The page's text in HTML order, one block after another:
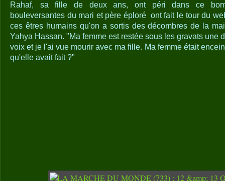
Rahaf, sa fille de deux ans, ont péri dans ce
bouleversantes du mari et père éploré ont fait le tour du
ces êtres humains qu'on a sortis des décombres de la
Yahya Hassan. "Ma femme est restée sous les gravats une
voix et je l'ai vue mourir avec ma fille. Ma femme était
qu'elle avait fait ?"